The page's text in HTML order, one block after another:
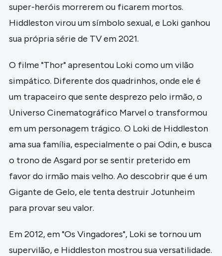
super-heróis morrerem ou ficarem mortos.
Hiddleston virou um símbolo sexual, e Loki ganhou
sua própria série de TV em 2021.
O filme "Thor" apresentou Loki como um vilão
simpático. Diferente dos quadrinhos, onde ele é
um trapaceiro que sente desprezo pelo irmão, o
Universo Cinematográfico Marvel o transformou
em um personagem trágico. O Loki de Hiddleston
ama sua família, especialmente o pai Odin, e busca
o trono de Asgard por se sentir preterido em
favor do irmão mais velho. Ao descobrir que é um
Gigante de Gelo, ele tenta destruir Jotunheim
para provar seu valor.
Em 2012, em "Os Vingadores", Loki se tornou um
supervilão, e Hiddleston mostrou sua versatilidade.